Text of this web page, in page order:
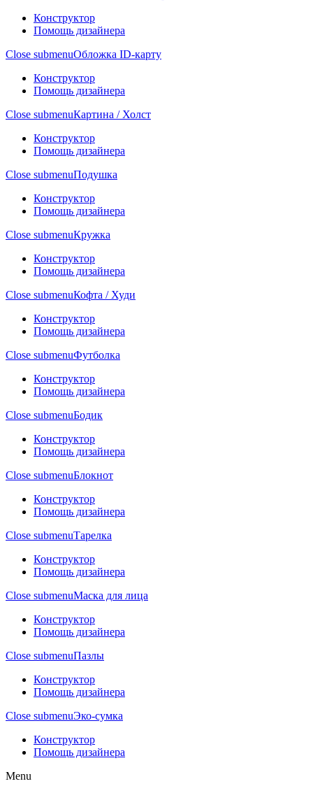
Конструктор
Помощь дизайнера
Close submenuОбложка ID-карту
Конструктор
Помощь дизайнера
Close submenuКартина / Холст
Конструктор
Помощь дизайнера
Close submenuПодушка
Конструктор
Помощь дизайнера
Close submenuКружка
Конструктор
Помощь дизайнера
Close submenuКофта / Худи
Конструктор
Помощь дизайнера
Close submenuФутболка
Конструктор
Помощь дизайнера
Close submenuБодик
Конструктор
Помощь дизайнера
Close submenuБлокнот
Конструктор
Помощь дизайнера
Close submenuТарелка
Конструктор
Помощь дизайнера
Close submenuМаска для лица
Конструктор
Помощь дизайнера
Close submenuПазлы
Конструктор
Помощь дизайнера
Close submenuЭко-сумка
Конструктор
Помощь дизайнера
Menu